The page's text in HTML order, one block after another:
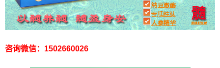
咨询微信：1502660026